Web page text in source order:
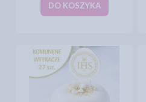
DO KOSZYKA